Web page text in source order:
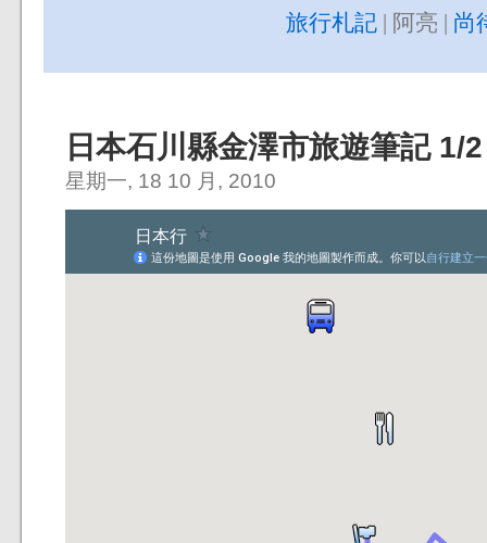
旅行札記 | 阿亮 | 尚
日本石川縣金澤市旅遊筆記 1/2
星期一, 18 10 月, 2010